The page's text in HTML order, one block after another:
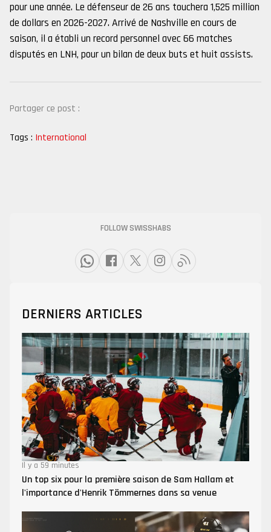
pour une année. Le défenseur de 26 ans touchera 1,525 million
de dollars en 2026-2027. Arrivé de Nashville en cours de
saison, il a établi un record personnel avec 66 matches
disputés en LNH, pour un bilan de deux buts et huit assists.
Partager ce post :
Tags : International
FOLLOW SWISSHABS
DERNIERS ARTICLES
Il y a 59 minutes
Un top six pour la première saison de Sam Hallam et
l'importance d'Henrik Tömmernes dans sa venue